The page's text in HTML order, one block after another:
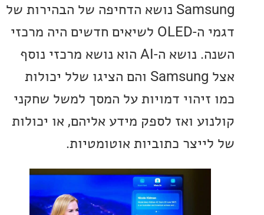
Samsung נושא הדחיפה של הבהירות של
דגמי ה-OLED לשיאים חדשים היה מרכזי
השנה. נושא ה-AI הוא נושא מרכזי נוסף
אצל Samsung והם הציגו שלל יכולות
דמויות על המסך למשל שחקני
ואז לספק מידע אליהם, או יכולות
כתוביות אוטומטיות.